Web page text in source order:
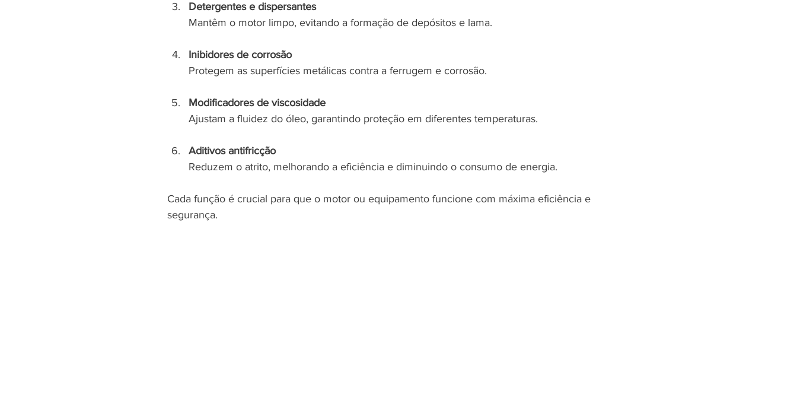
Detergentes e dispersantes
Mantêm o motor limpo, evitando a formação de depósitos e lama.
Inibidores de corrosão
Protegem as superfícies metálicas contra a ferrugem e corrosão.
Modificadores de viscosidade
Ajustam a fluidez do óleo, garantindo proteção em diferentes temperaturas.
Aditivos antifricção
Reduzem o atrito, melhorando a eficiência e diminuindo o consumo de energia.
Cada função é crucial para que o motor ou equipamento funcione com máxima eficiência e
segurança.